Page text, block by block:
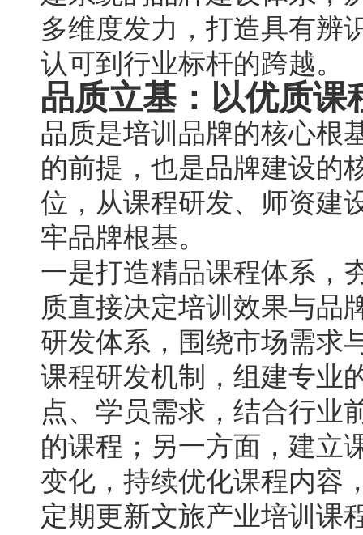
多维度发力，打造具有辨
认可到行业标杆的跨越。
品质立基：以优质
品质是培训品牌的核心根
的前提，也是品牌建设的
位，从课程研发、师资建
牢品牌根基。
一是打造精品课程体系，
质直接决定培训效果与品
研发体系，围绕市场需求
课程研发机制，组建专业
点、学员需求，结合行业
的课程；另一方面，建立
变化，持续优化课程内容
定期更新文旅产业培训课